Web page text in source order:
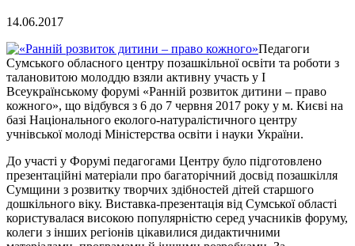
14.06.2017
Педагоги
Сумського обласного центру позашкільної освіти та роботи з
талановитою молоддю взяли активну участь у І
Всеукраїнському форумі «Ранній розвиток дитини – право
кожного», що відбувся з 6 до 7 червня 2017 року у м. Києві на
базі Національного еколого-натуралістичного центру
учнівської молоді Міністерства освіти і науки України.
До участі у Форумі педагогами Центру було підготовлено
презентаційні матеріали про багаторічний досвід позашкілля
Сумщини з розвитку творчих здібностей дітей старшого
дошкільного віку. Виставка-презентація від Сумської області
користувалася високою популярністю серед учасників форуму,
колеги з інших регіонів цікавилися дидактичними